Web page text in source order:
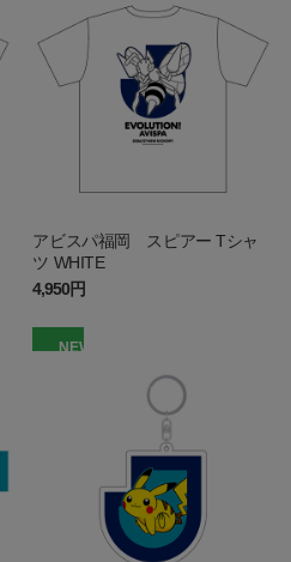
アビスパ福岡 スピアー Tシャ
ツ WHITE
4,950円
NEW